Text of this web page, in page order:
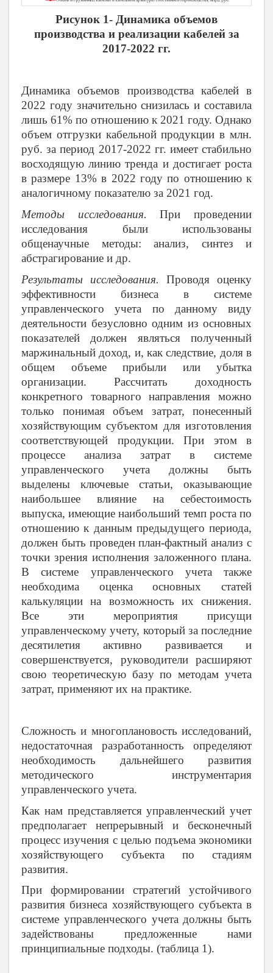
Рисунок 1- Динамика объемов
производства и реализации кабелей за
2017-2022 гг.
Динамика объемов производства кабелей в
2022 году значительно снизилась и составила
лишь 61% по отношению к 2021 году. Однако
объем отгрузки кабельной продукции в млн.
руб. за период 2017-2022 гг. имеет стабильно
восходящую линию тренда и достигает роста
в размере 13% в 2022 году по отношению к
аналогичному показателю за 2021 год.
Методы исследования. При проведении
исследования были использованы
общенаучные методы: анализ, синтез и
абстрагирование и др.
Результаты исследования. Проводя оценку
эффективности бизнеса в системе
управленческого учета по данному виду
деятельности безусловно одним из основных
показателей должен являться полученный
маржинальный доход, и, как следствие, доля в
общем объеме прибыли или убытка
организации. Рассчитать доходность
конкретного товарного направления можно
только понимая объем затрат, понесенный
хозяйствующим субъектом для изготовления
соответствующей продукции. При этом в
процессе анализа затрат в системе
управленческого учета должны быть
выделены ключевые статьи, оказывающие
наибольшее влияние на себестоимость
выпуска, имеющие наибольший темп роста по
отношению к данным предыдущего периода,
должен быть проведен план-фактный анализ с
точки зрения исполнения заложенного плана.
В системе управленческого учета также
необходима оценка основных статей
калькуляции на возможность их снижения.
Все эти мероприятия присущи
управленческому учету, который за последние
десятилетия активно развивается и
совершенствуется, руководители расширяют
свою теоретическую базу по методам учета
затрат, применяют их на практике.
Сложность и многоплановость исследований,
недостаточная разработанность определяют
необходимость дальнейшего развития
методического инструментария
управленческого учета.
Как нам представляется управленческий учет
предполагает непрерывный и бесконечный
процесс изучения с целью подъема экономики
хозяйствующего субъекта по стадиям
развития.
При формировании стратегий устойчивого
развития бизнеса хозяйствующего субъекта в
системе управленческого учета должны быть
задействованы предложенные нами
принципиальные подходы. (таблица 1).